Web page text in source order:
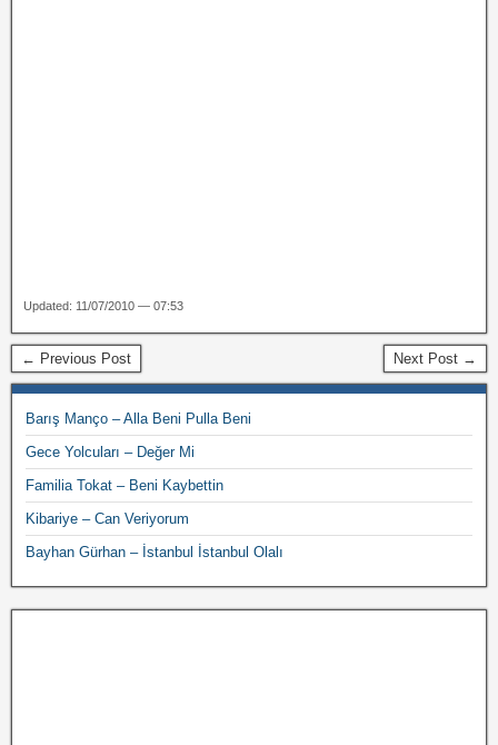
Updated: 11/07/2010 — 07:53
← Previous Post Next Post →
Barış Manço – Alla Beni Pulla Beni
Gece Yolcuları – Değer Mi
Familia Tokat – Beni Kaybettin
Kibariye – Can Veriyorum
Bayhan Gürhan – İstanbul İstanbul Olalı